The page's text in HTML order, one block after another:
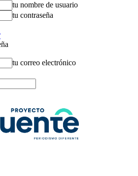
tu nombre de usuario
tu contraseña
tu correo electrónico